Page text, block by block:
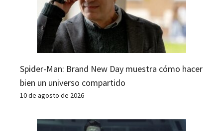
Spider-Man: Brand New Day muestra cómo hacer
bien un universo compartido
10 de agosto de 2026